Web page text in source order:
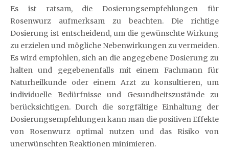
Es ist ratsam, die Dosierungsempfehlungen für
Rosenwurz aufmerksam zu beachten. Die richtige
Dosierung ist entscheidend, um die gewünschte Wirkung
zu erzielen und mögliche Nebenwirkungen zu vermeiden.
Es wird empfohlen, sich an die angegebene Dosierung zu
halten und gegebenenfalls mit einem Fachmann für
Naturheilkunde oder einem Arzt zu konsultieren, um
individuelle Bedürfnisse und Gesundheitszustände zu
berücksichtigen. Durch die sorgfältige Einhaltung der
Dosierungsempfehlungen kann man die positiven Effekte
von Rosenwurz optimal nutzen und das Risiko von
unerwünschten Reaktionen minimieren.